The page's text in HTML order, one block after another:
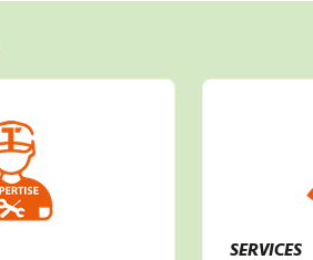
SERVICES